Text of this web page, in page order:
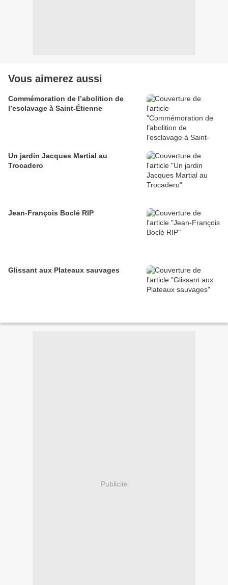
Vous aimerez aussi
Commémoration de l’abolition de
l’esclavage à Saint-Étienne
Un jardin Jacques Martial au
Trocadero
Jean-François Boclé RIP
Glissant aux Plateaux sauvages
Publicité